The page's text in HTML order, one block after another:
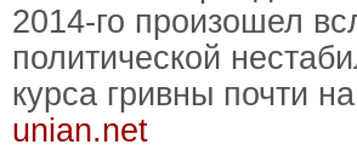
2014-го произошел
политической
курса гривны почти
unian.net